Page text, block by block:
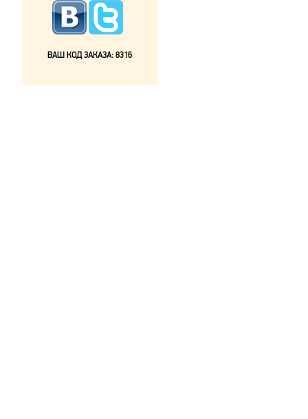
ВАШ КОД ЗАКАЗА: 8316